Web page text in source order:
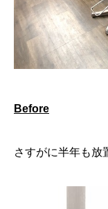
Before
さすがに半年も